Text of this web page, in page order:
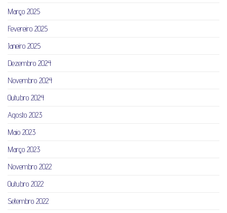
Março 2025
Fevereiro 2025
Janeiro 2025
Dezembro 2024
Novembro 2024
Outubro 2024
Agosto 2023
Maio 2023
Março 2023
Novembro 2022
Outubro 2022
Setembro 2022